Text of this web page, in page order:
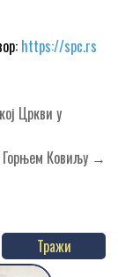
https://spc.rs
Цркви у
Ковиљу →